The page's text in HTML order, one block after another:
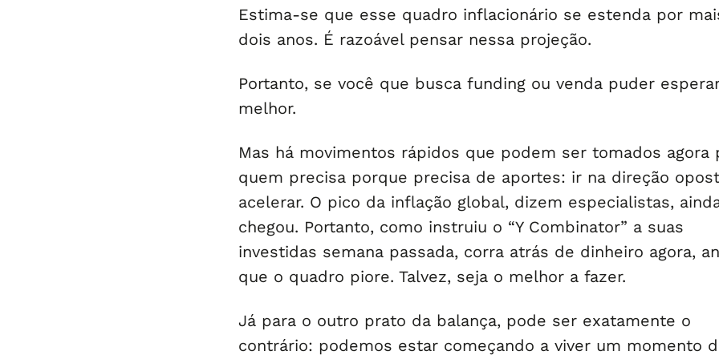
Estima-se que esse quadro inflacionário se estenda por
dois anos. É razoável pensar nessa projeção.
Portanto, se você que busca funding ou venda puder
melhor.
Mas há movimentos rápidos que podem ser tomados agora
quem precisa porque precisa de aportes: ir na direção
acelerar. O pico da inflação global, dizem especialistas,
chegou. Portanto, como instruiu o “Y Combinator” a suas
investidas semana passada, corra atrás de dinheiro agora,
que o quadro piore. Talvez, seja o melhor a fazer.
Já para o outro prato da balança, pode ser exatamente o
contrário: podemos estar começando a viver um momento